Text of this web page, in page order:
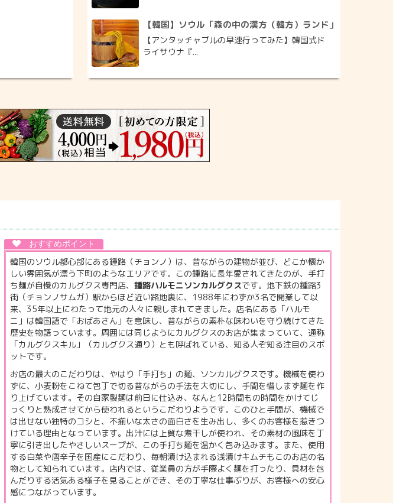
【韓国】ソウル「森の中の漢方（韓方）ランド」
【アンタッチャブルの早速行ってみた】韓国式ド
ライサウナ『...
韓国のソウル都心部にある鍾路（チョンノ）は、昔ながらの建物が並び、どこか懐か
しい雰囲気が漂う下町のようなエリアです。この鍾路に長年愛されてきたのが、手打
ち麺が自慢のカルグクス専門店、 鍾路ハルモニソンカルグクスです。地下鉄の鍾路3
街（チョンノサムガ）駅からほど近い路地裏に、1988年にわずか3名で開業して以
来、35年以上にわたって地元の人々に親しまれてきました。店名にある「ハルモ
ニ」は韓国語で「おばあさん」を意味し、昔ながらの素朴な味わいを守り続けてきた
歴史を物語っています。周囲には同じようにカルグクスのお店が集まっていて、通称
「カルグクスキル」（カルグクス通り）とも呼ばれている、知る人ぞ知る注目のスポ
ットです。
お店の最大のこだわりは、やはり「手打ち」の麺、ソンカルグクスです。機械を使わ
ずに、小麦粉をこねて包丁で切る昔ながらの手法を大切にし、手間を惜しまず麺を作
り上げています。その自家製麺は前日に仕込み、なんと12時間もの時間をかけてじ
っくりと熟成させてから使われるというこだわりようです。このひと手間が、機械で
は出せない独特のコシと、不揃いな太さの面白さを生み出し、多くのお客様を惹きつ
けている理由となっています。出汁には上質な煮干しが使われ、その素材の風味を丁
寧に引き出したやさしいスープが、この手打ち麺を温かく包み込みます。また、使用
する白菜や唐辛子を国産にこだわり、毎朝漬け込まれる浅漬けキムチもこのお店の名
物として知られています。店内では、従業員の方が手際よく麺を打ったり、具材を包
んだりする活気ある様子を見ることができ、その丁寧な仕事ぶりが、お客様への安心
感につながっています。